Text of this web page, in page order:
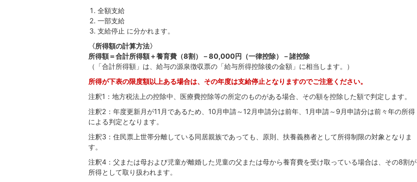
全額支給
一部支給
支給停止 に分かれます。
〈所得額の計算方法〉
所得額＝合計所得額＋養育費（8割）－80,000円（一律控除）－諸控除
（「合計所得額」は、給与の源泉徴収票の「給与所得控除後の金額」に相当します。）
所得が下表の限度額以上ある場合は、その年度は支給停止となりますのでご注意ください。
注釈1：地方税法上の控除中、医療費控除等の所定のものがある場合、その額を控除した額で判定します。
注釈2：年度更新月が11月であるため、10月申請～12月申請分は前年、1月申請～9月申請分は前々年の所得
による判定となります。
注釈3：住民票上世帯分離している同居親族であっても、原則、扶養義務者として所得制限の対象となりま
す。
注釈4：父または母および児童が離婚した児童の父または母から養育費を受け取っている場合は、その8割が
所得として取り扱われます。